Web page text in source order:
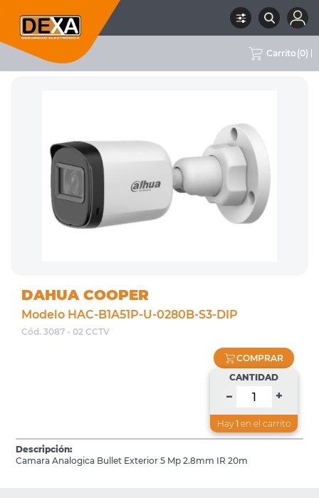
Carrito (0)
RUBRO SUBRUBRO DAHUA COOPER
DAHUA COOPER
Modelo HAC-B1A51P-U-0280B-S3-DIP
Cód. 3087 - 02 CCTV
COMPRAR
CANTIDAD
– +
Hay 1 en el carrito
Descripción:
Camara Analogica Bullet Exterior 5 Mp 2.8mm IR 20m